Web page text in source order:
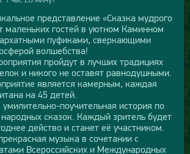
представление «Сказка мудрого
маленьких гостей в уютном Каминном
пуфиками, сверкающими
волшебства!
пройдут в лучших традициях
и никого не оставят равнодушными.
является камерным, каждая
на 45 детей.
поучительная история по
сказок. Каждый зритель будет
действо и станет её участником.
музыка в сочетании с
Всероссийских и Международных